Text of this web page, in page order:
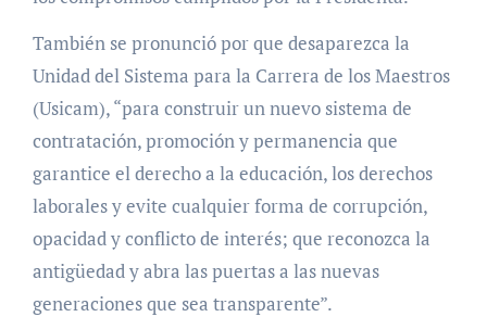
También se pronunció por que desaparezca la
Unidad del Sistema para la Carrera de los Maestros
(Usicam), “para construir un nuevo sistema de
contratación, promoción y permanencia que
garantice el derecho a la educación, los derechos
laborales y evite cualquier forma de corrupción,
opacidad y conflicto de interés; que reconozca la
antigüedad y abra las puertas a las nuevas
generaciones que sea transparente”.